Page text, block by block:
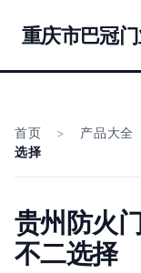
重庆市巴冠
首页 > 产品大全
选择
贵州防火
不二选择